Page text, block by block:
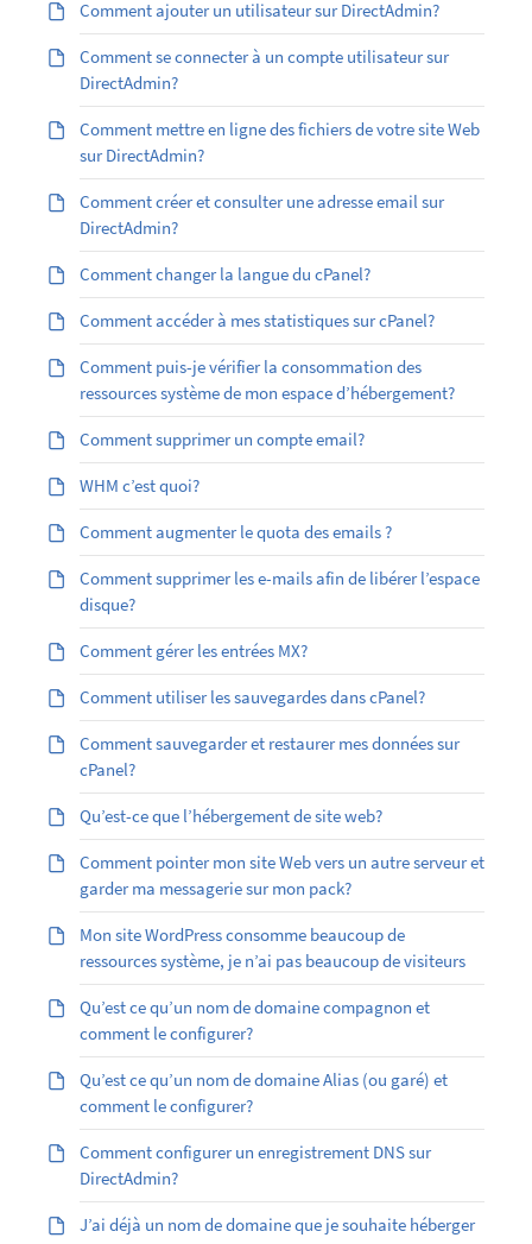
Comment ajouter un utilisateur sur DirectAdmin?
Comment se connecter à un compte utilisateur sur
DirectAdmin?
Comment mettre en ligne des fichiers de votre site Web
sur DirectAdmin?
Comment créer et consulter une adresse email sur
DirectAdmin?
Comment changer la langue du cPanel?
Comment accéder à mes statistiques sur cPanel?
Comment puis-je vérifier la consommation des
ressources système de mon espace d’hébergement?
Comment supprimer un compte email?
WHM c’est quoi?
Comment augmenter le quota des emails ?
Comment supprimer les e-mails afin de libérer l’espace
disque?
Comment gérer les entrées MX?
Comment utiliser les sauvegardes dans cPanel?
Comment sauvegarder et restaurer mes données sur
cPanel?
Qu’est-ce que l’hébergement de site web?
Comment pointer mon site Web vers un autre serveur et
garder ma messagerie sur mon pack?
Mon site WordPress consomme beaucoup de
ressources système, je n’ai pas beaucoup de visiteurs
Qu’est ce qu’un nom de domaine compagnon et
comment le configurer?
Qu’est ­ce qu’un nom de domaine Alias (ou garé) et
comment le configurer?
Comment configurer un enregistrement DNS sur
DirectAdmin?
J’ai déjà un nom de domaine que je souhaite héberger